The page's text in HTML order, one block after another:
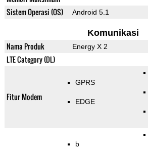
Sistem Operasi (OS)
Android 5.1
Komunikasi
Nama Produk Energy X 2
LTE Category (DL)
Fitur Modem
GPRS
EDGE
b